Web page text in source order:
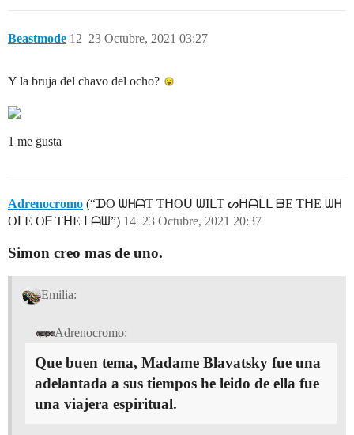
Beastmode 23 Octubre, 2021 03:27
12
Y la bruja del chavo del ocho?
1 me gusta
Adrenocromo (“ᗪO ᗯᕼᗩT TᕼOᑌ ᗯIᒪT ᔕᕼᗩᒪᒪ ᗷE TᕼE ᗯᕼ
OᒪE Oᖴ TᕼE ᒪᗩᗯ”)
23 Octubre, 2021 20:37
14
Simon creo mas de uno.
Emilia:
Adrenocromo:
Que buen tema, Madame Blavatsky fue una
adelantada a sus tiempos he leido de ella fue
una viajera espiritual.